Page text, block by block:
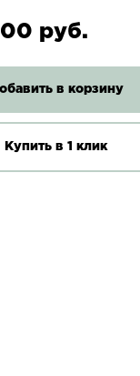
руб.
в корзину
Купить в 1 клик